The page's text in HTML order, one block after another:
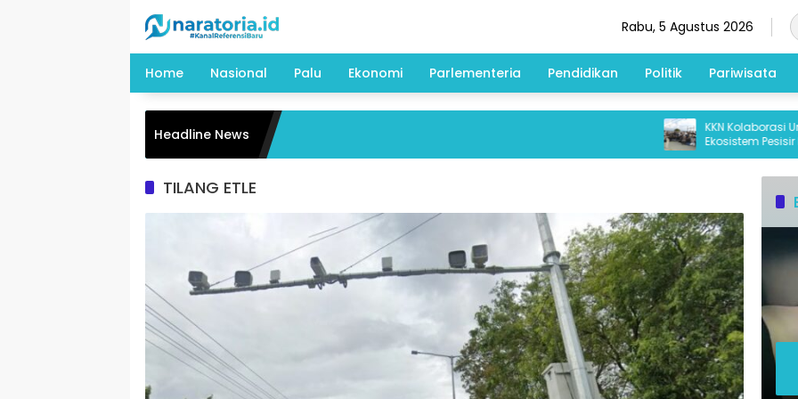
Rabu, 5 Agustus 2026
Home Nasional Palu Ekonomi Parlementeria Pendidikan Politik Pariwisata
Headline News
KKN Kolaborasi Untad
Ekosistem Pesisir
TILANG ETLE